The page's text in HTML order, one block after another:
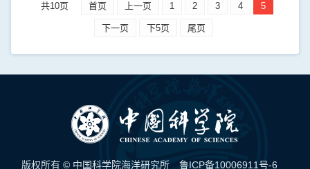
共10页 首页 上一页 1 2 3 4 5
下一页 下5页 尾页
版权所有 © 中国科学院海洋研究所 鲁ICP备10006911号-6